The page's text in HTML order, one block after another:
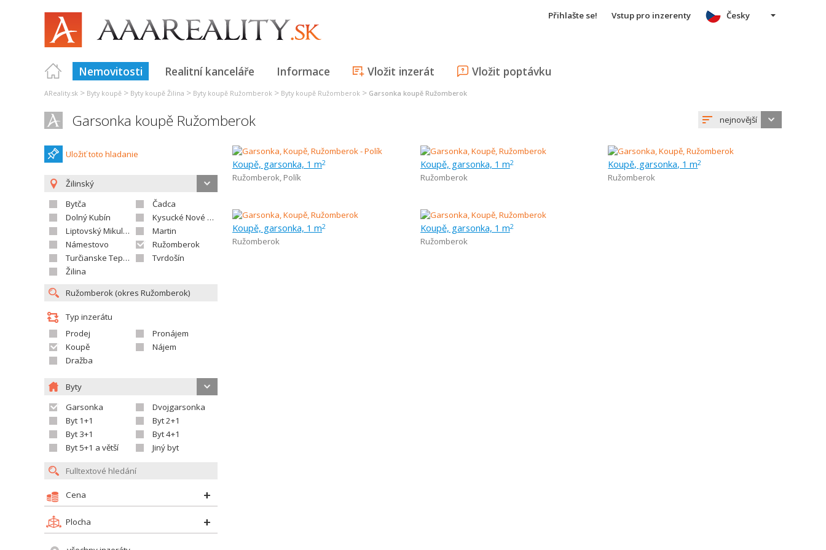
Přihlašte se! Vstup pro inzerenty
Nemovitosti Realitní kanceláře Informace Vložit inzerát Vložit poptávku
Česky
AReality.sk > Byty koupě > Byty koupě Žilina > Byty koupě Ružomberok > Byty koupě Ružomberok > Garsonka koupě Ružomberok
Garsonka koupě Ružomberok nejnovější
Uložiť toto hladanie
Žilinský
Bytča
Čadca
Dolný Kubín
Kysucké Nové Mesto
Liptovský Mikuláš
Martin
Námestovo
Ružomberok
Turčianske Teplice
Tvrdošín
Žilina
Typ inzerátu
Prodej
Pronájem
Koupě
Nájem
Dražba
Byty
Garsonka
Dvojgarsonka
Byt 1+1
Byt 2+1
Byt 3+1
Byt 4+1
Byt 5+1 a větší
Jiný byt
Cena
Plocha
Koupě, garsonka, 1 m2
Ružomberok, Polík
Koupě, garsonka, 1 m2
Ružomberok
Koupě, garsonka, 1 m2
Ružomberok
Koupě, garsonka, 1 m2
Ružomberok
Koupě, garsonka, 1 m2
Ružomberok